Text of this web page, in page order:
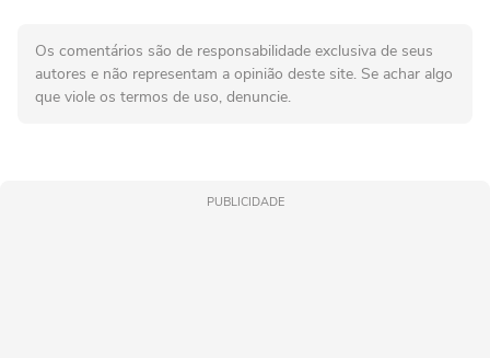
Os comentários são de responsabilidade exclusiva de seus
autores e não representam a opinião deste site. Se achar algo
que viole os termos de uso, denuncie.
PUBLICIDADE